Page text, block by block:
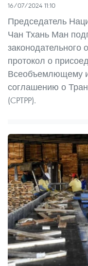
16/07/2024 11:10
Председатель
Чан Тхань Ман
протокол о
Всеобъемлющему
соглашению о
(CPTPP).